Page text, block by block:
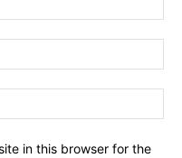
in this browser for the